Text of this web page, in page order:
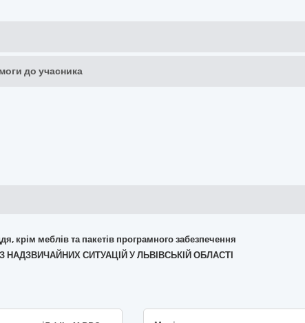
до учасника
крім меблів та пакетів програмного забезпечення
НАДЗВИЧАЙНИХ СИТУАЦІЙ У ЛЬВІВСЬКІЙ ОБЛАСТІ